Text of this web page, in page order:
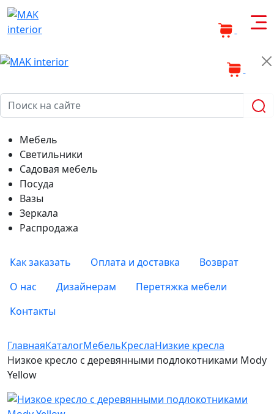
Мебель
Светильники
Садовая мебель
Посуда
Вазы
Зеркала
Распродажа
Как заказать Оплата и доставка
Возврат
О нас
Дизайнерам
Перетяжка мебели
Контакты
ГлавнаяКаталогМебельКреслаНизкие кресла
Низкое кресло c деревянными подлокотниками Mody
Yellow